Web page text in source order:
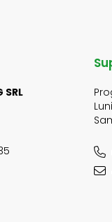
SRL